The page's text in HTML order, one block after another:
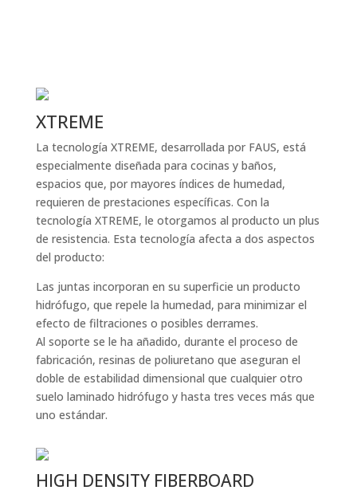
XTREME
La tecnología XTREME, desarrollada por FAUS, está
especialmente diseñada para cocinas y baños,
espacios que, por mayores índices de humedad,
requieren de prestaciones específicas. Con la
tecnología XTREME, le otorgamos al producto un plus
de resistencia. Esta tecnología afecta a dos aspectos
del producto:
Las juntas incorporan en su superficie un producto
hidrófugo, que repele la humedad, para minimizar el
efecto de filtraciones o posibles derrames.
Al soporte se le ha añadido, durante el proceso de
fabricación, resinas de poliuretano que aseguran el
doble de estabilidad dimensional que cualquier otro
suelo laminado hidrófugo y hasta tres veces más que
uno estándar.
HIGH DENSITY FIBERBOARD